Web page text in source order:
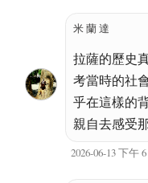
米蘭達
拉薩的歷史
考當時的社
乎在這樣的
親自去感受
2026-06-13 下午